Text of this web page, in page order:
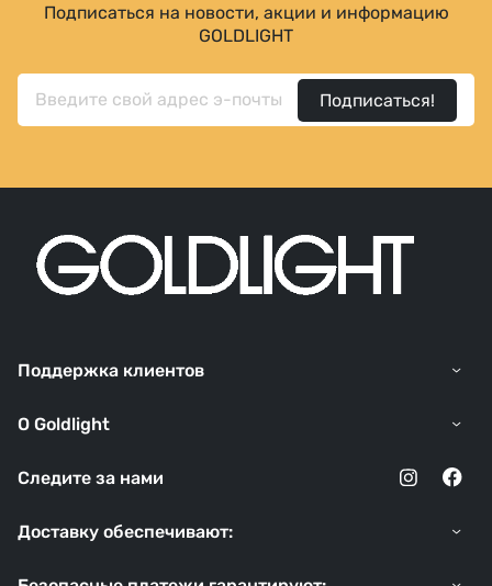
Подписаться на новости, акции и информацию
GOLDLIGHT
Подписаться!
Поддержка клиентов
O Goldlight
Следите за нами
Доставку обеспечивают: